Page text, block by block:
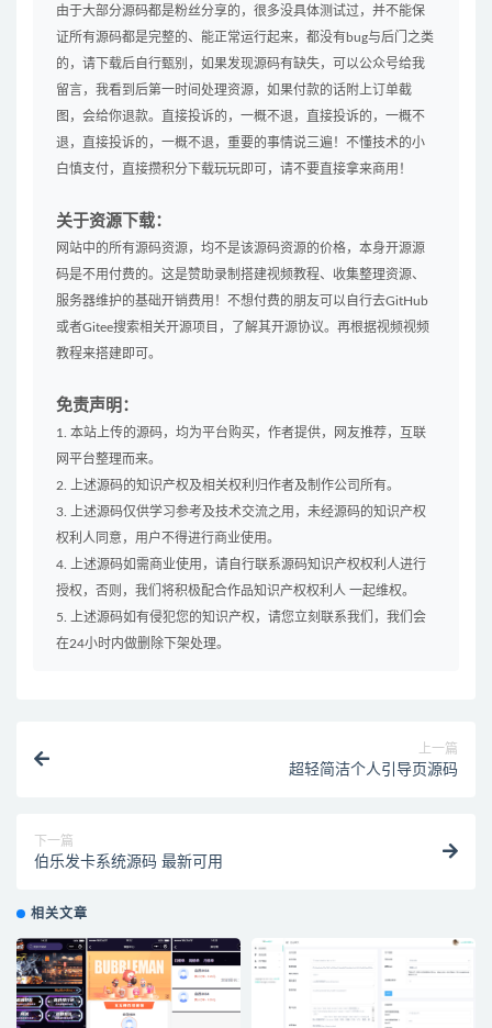
由于大部分源码都是粉丝分享的，很多没具体测试过，并不能保
证所有源码都是完整的、能正常运行起来，都没有bug与后门之类
的，请下载后自行甄别，如果发现源码有缺失，可以公众号给我
留言，我看到后第一时间处理资源，如果付款的话附上订单截
图，会给你退款。直接投诉的，一概不退，直接投诉的，一概不
退，直接投诉的，一概不退，重要的事情说三遍！不懂技术的小
白慎支付，直接攒积分下载玩玩即可，请不要直接拿来商用！
关于资源下载：
网站中的所有源码资源，均不是该源码资源的价格，本身开源源
码是不用付费的。这是赞助录制搭建视频教程、收集整理资源、
服务器维护的基础开销费用！不想付费的朋友可以自行去GitHub
或者Gitee搜索相关开源项目，了解其开源协议。再根据视频视频
教程来搭建即可。
免责声明：
1. 本站上传的源码，均为平台购买，作者提供，网友推荐，互联
网平台整理而来。
2. 上述源码的知识产权及相关权利归作者及制作公司所有。
3. 上述源码仅供学习参考及技术交流之用，未经源码的知识产权
权利人同意，用户不得进行商业使用。
4. 上述源码如需商业使用，请自行联系源码知识产权权利人进行
授权，否则，我们将积极配合作品知识产权权利人 一起维权。
5. 上述源码如有侵犯您的知识产权，请您立刻联系我们，我们会
在24小时内做删除下架处理。
上一篇
超轻简洁个人引导页源码
下一篇
伯乐发卡系统源码 最新可用
相关文章